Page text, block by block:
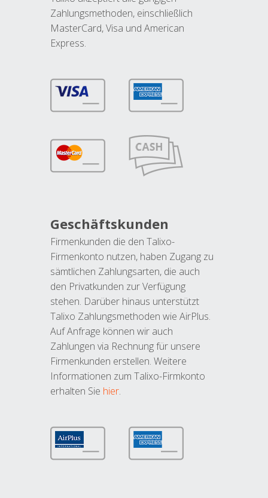
Zahlungsmethoden, einschließlich
MasterCard, Visa und American
Express.
Geschäftskunden
Firmenkunden die den Talixo-
Firmenkonto nutzen, haben Zugang zu
sämtlichen Zahlungsarten, die auch
den Privatkunden zur Verfügung
stehen. Darüber hinaus unterstützt
Talixo Zahlungsmethoden wie AirPlus.
Auf Anfrage können wir auch
Zahlungen via Rechnung für unsere
Firmenkunden erstellen. Weitere
Informationen zum Talixo-Firmkonto
erhalten Sie hier.